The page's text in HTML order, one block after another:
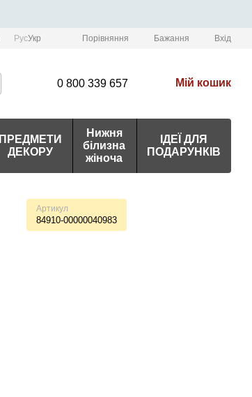
РусУкр Порівняння Бажання Вхід
0 800 339 657 Мій кошик
ПРЕДМЕТИ
ДЕКОРУ
Нижня
білизна
жіноча
ІДЕЇ ДЛЯ
ПОДАРУНКІВ
Артикул
84910-00000040983